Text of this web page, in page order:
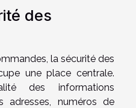
des
la sécurité des
une place centrale.
des informations
adresses, numéros de